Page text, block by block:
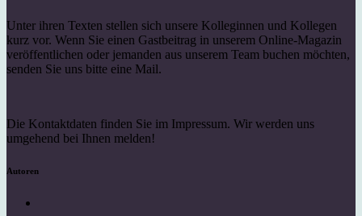
Unter ihren Texten stellen sich unsere Kolleginnen und Kollegen
kurz vor. Wenn Sie einen Gastbeitrag in unserem Online-Magazin
veröffentlichen oder jemanden aus unserem Team buchen möchten,
senden Sie uns bitte eine Mail.
Die Kontaktdaten finden Sie im Impressum. Wir werden uns
umgehend bei Ihnen melden!
Autoren